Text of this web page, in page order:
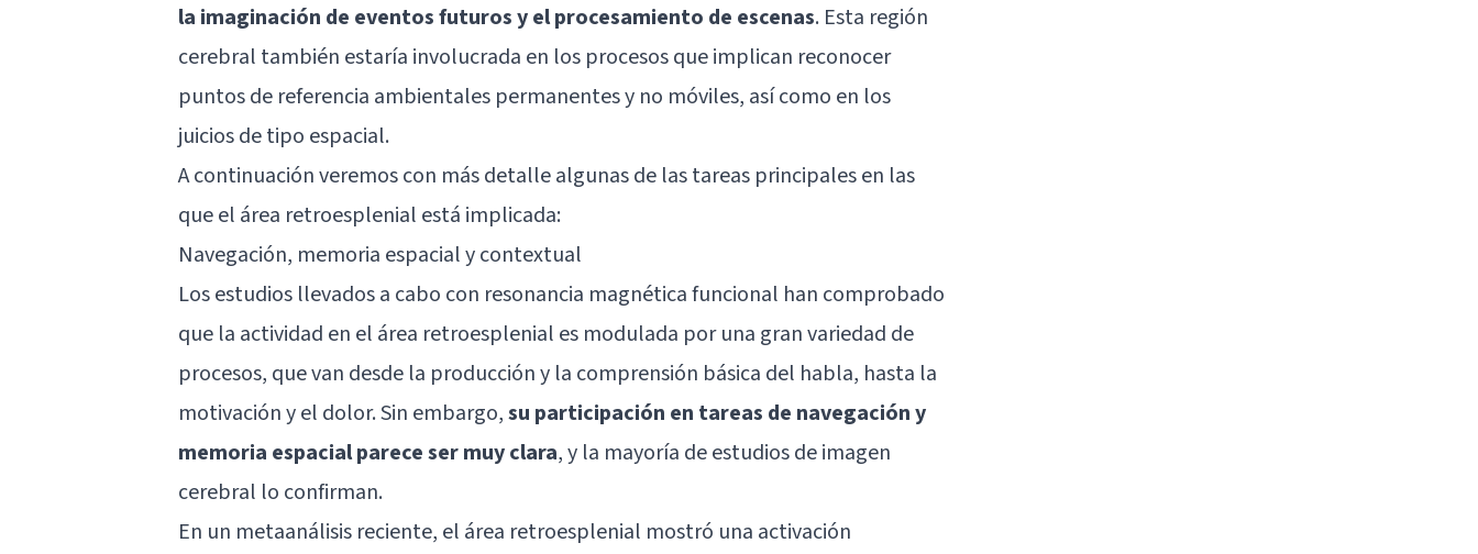
la imaginación de eventos futuros y el procesamiento de escenas. Esta región
cerebral también estaría involucrada en los procesos que implican reconocer
puntos de referencia ambientales permanentes y no móviles, así como en los
juicios de tipo espacial.
A continuación veremos con más detalle algunas de las tareas principales en las
que el área retroesplenial está implicada:
Navegación, memoria espacial y contextual
Los estudios llevados a cabo con resonancia magnética funcional han comprobado
que la actividad en el área retroesplenial es modulada por una gran variedad de
procesos, que van desde la producción y la comprensión básica del habla, hasta la
motivación y el dolor. Sin embargo,su participación en tareas de navegación y
memoria espacial parece ser muy clara, y la mayoría de estudios de imagen
cerebral lo confirman.
En un metaanálisis reciente, el área retroesplenial mostró una activación